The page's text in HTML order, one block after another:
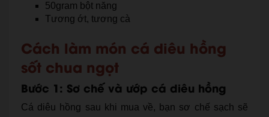
50gram bột năng
Tương ớt, tương cà
Cách làm món cá diêu hồng
sốt chua ngọt
Bước 1: Sơ chế và ướp cá diêu hồng
Cá diêu hồng sau khi mua về, bạn sơ chế sạch sẽ